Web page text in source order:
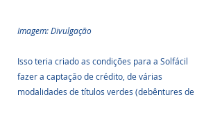
Imagem: Divulgação
Isso teria criado as condições para a Solfácil
fazer a captação de crédito, de várias
modalidades de títulos verdes (debêntures de